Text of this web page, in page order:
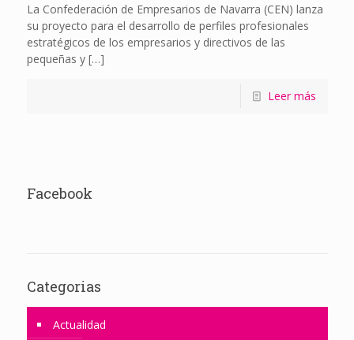
La Confederación de Empresarios de Navarra (CEN) lanza
su proyecto para el desarrollo de perfiles profesionales
estratégicos de los empresarios y directivos de las
pequeñas y[…]
Leer más
Facebook
Categorias
Actualidad